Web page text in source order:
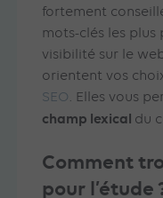
fortement
mots-clés les
visibilité sur le
orientent vos
SEO. Elles vous
champ lexical du
Comment
pour l’étude